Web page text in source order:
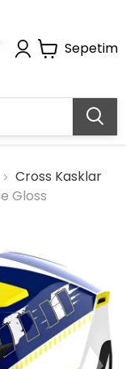
Sepetim
Cross Kasklar
Gloss